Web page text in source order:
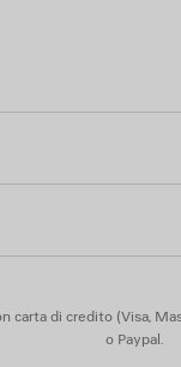
linguetta
tallone
- Suola: gomma,
carta di credito (Visa,
o Paypal.